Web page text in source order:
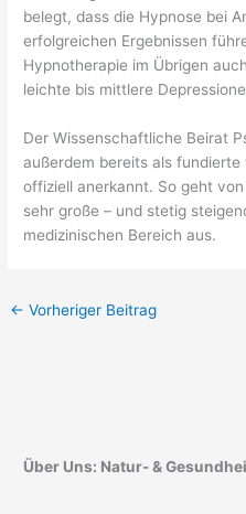
belegt, dass die Hypnose bei
erfolgreichen Ergebnissen
Hypnotherapie im Übrigen
leichte bis mittlere
Der Wissenschaftliche Beirat
außerdem bereits als
offiziell anerkannt. So geht
sehr große – und stetig
medizinischen Bereich aus.
← Vorheriger Beitrag
Über Uns: Natur- &